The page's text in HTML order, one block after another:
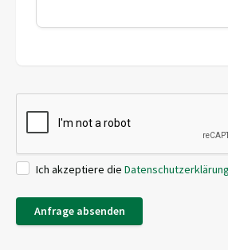
Ich akzeptiere die Datenschutzerklärung
Anfrage absenden